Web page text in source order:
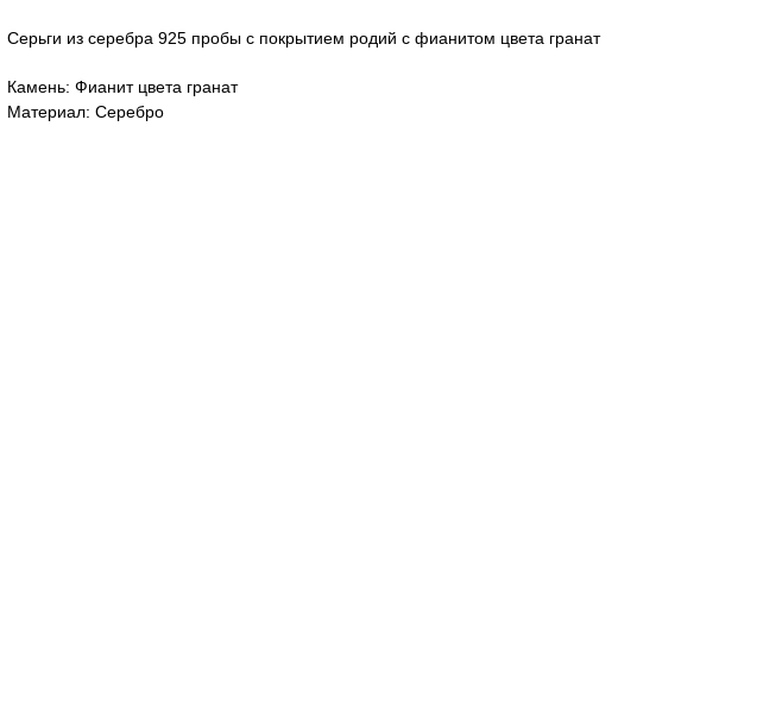
Серьги из серебра 925 пробы с покрытием родий с фианитом цвета гранат
Камень: Фианит цвета гранат
Материал: Серебро